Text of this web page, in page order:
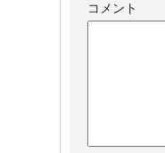
コメント